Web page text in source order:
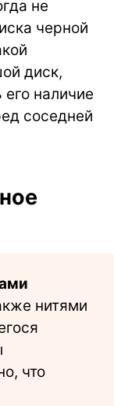
не
черной
диск,
наличие
соседней
нитями
что